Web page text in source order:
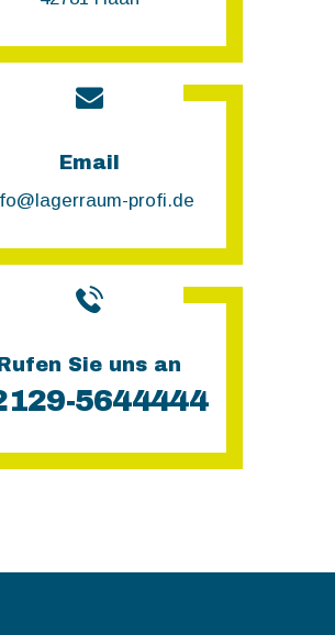
Email
profi.de
Rufen Sie uns an
5644444